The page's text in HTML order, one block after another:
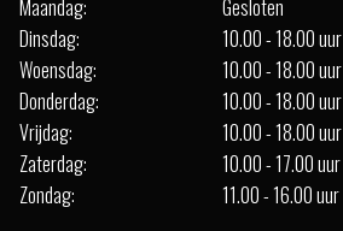
Maandag:
Gesloten
Dinsdag:
10.00 - 18.00 uur
Woensdag:
10.00 - 18.00 uur
Donderdag:
10.00 - 18.00 uur
Vrijdag:
10.00 - 18.00 uur
Zaterdag:
10.00 - 17.00 uur
Zondag:
11.00 - 16.00 uur